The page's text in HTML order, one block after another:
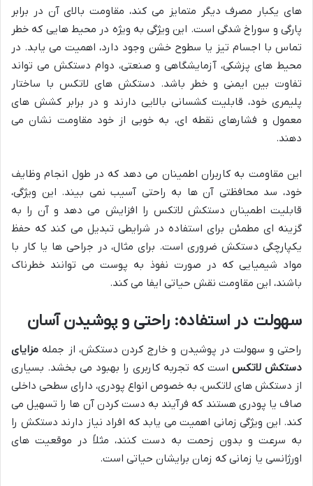
های یکبار مصرف دیگر متمایز می کند، مقاومت بالای آن در برابر
پارگی و سوراخ شدگی است. این ویژگی به ویژه در محیط هایی که خطر
تماس با اجسام تیز یا سطوح خشن وجود دارد، اهمیت می یابد. در
محیط های پزشکی، آزمایشگاهی و صنعتی، دوام دستکش می تواند
تفاوت بین ایمنی و خطر باشد. دستکش های لاتکس با ساختار
پلیمری خود، قابلیت کشسانی بالایی دارند و در برابر کشش های
معمول و فشارهای نقطه ای، به خوبی از خود مقاومت نشان می
دهند.
این مقاومت به کاربران اطمینان می دهد که در طول انجام وظایف
خود، سد محافظتی آن ها به راحتی آسیب نمی بیند. این ویژگی،
قابلیت اطمینان دستکش لاتکس را افزایش می دهد و آن را به
گزینه ای مطمئن برای استفاده در شرایطی تبدیل می کند که حفظ
یکپارچگی دستکش ضروری است. برای مثال، در جراحی ها یا کار با
مواد شیمیایی که در صورت نفوذ به پوست می توانند خطرناک
باشند، این مقاومت نقش حیاتی ایفا می کند.
سهولت در استفاده: راحتی و پوشیدن آسان
راحتی و سهولت در پوشیدن و خارج کردن دستکش، از جمله مزایای
دستکش لاتکس است که تجربه کاربری را بهبود می بخشد. بسیاری
از دستکش های لاتکس، به خصوص انواع پودری، دارای سطحی داخلی
صاف یا پودری هستند که فرآیند به دست کردن آن ها را تسهیل می
کند. این ویژگی زمانی اهمیت می یابد که افراد نیاز دارند دستکش را
به سرعت و بدون زحمت به دست کنند، مثلاً در موقعیت های
اورژانسی یا زمانی که زمان برایشان حیاتی است.